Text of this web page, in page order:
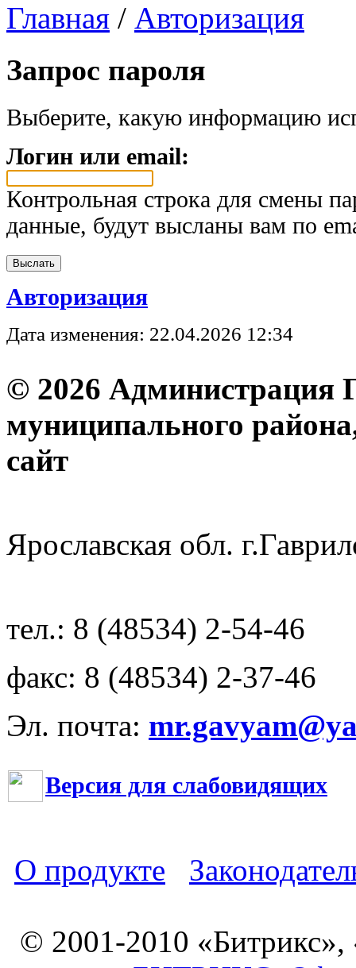
Главная / Авторизация
Запрос пароля
Выберите, какую информацию
Логин или email:
Контрольная строка для смены
данные, будут высланы вам по
Авторизация
Дата изменения: 22.04.2026 12:34
© 2026 Администрация
муниципального
Ярославская обл.
тел.: 8 (48534) 2-54-46
факс: 8 (48534) 2-37-46
Эл. почта:
Версия для слабовидящих
О продукте
© 2001-2010 «Битрикс»,